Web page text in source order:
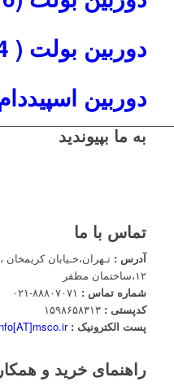
دوربین بولت ( IR1224 )
دوربین اسپیددام
به ما بپیوندید
تماس با ما
آدرس : تـهران،خـیابان
۱۲،ساختمان مظفر
شماره تماس :
کدپستی :
پست الکترونیک :
راهنمای خرید و